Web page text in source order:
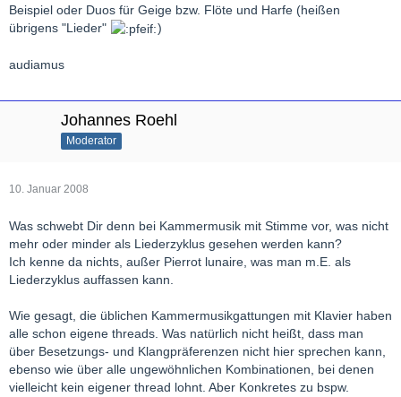
Beispiel oder Duos für Geige bzw. Flöte und Harfe (heißen
übrigens "Lieder"
)
audiamus
Johannes Roehl
Moderator
10. Januar 2008
Was schwebt Dir denn bei Kammermusik mit Stimme vor, was nicht
mehr oder minder als Liederzyklus gesehen werden kann?
Ich kenne da nichts, außer Pierrot lunaire, was man m.E. als
Liederzyklus auffassen kann.
Wie gesagt, die üblichen Kammermusikgattungen mit Klavier haben
alle schon eigene threads. Was natürlich nicht heißt, dass man
über Besetzungs- und Klangpräferenzen nicht hier sprechen kann,
ebenso wie über alle ungewöhnlichen Kombinationen, bei denen
vielleicht kein eigener thread lohnt. Aber Konkretes zu bspw.